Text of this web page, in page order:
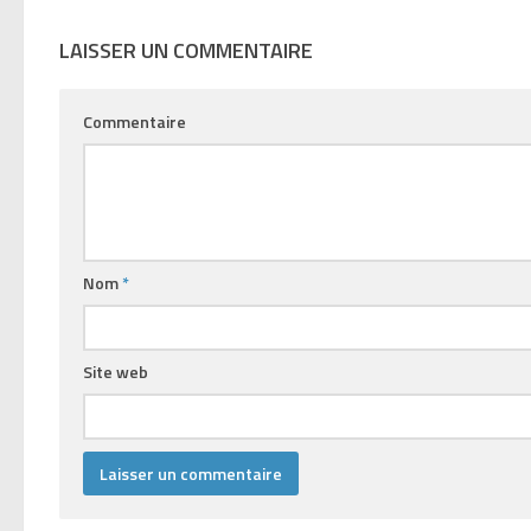
LAISSER UN COMMENTAIRE
Commentaire
Nom*
Site web